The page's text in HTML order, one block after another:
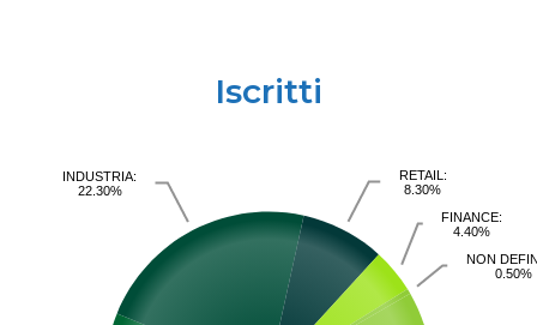
Iscritti
INDUSTRIA:
22.30%
RETAIL:
8.30%
FINANCE:
4.40%
NON
0.50%